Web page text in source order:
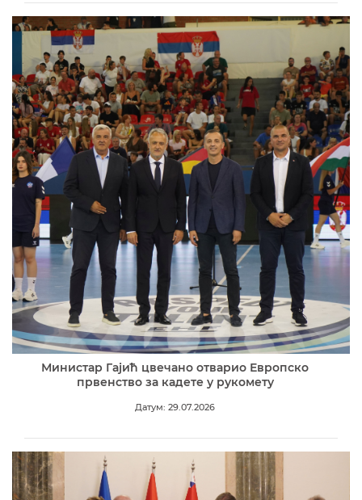
Министар Гајић цвечано отварио Европско
првенство за кадете у рукомету
Датум: 29.07.2026